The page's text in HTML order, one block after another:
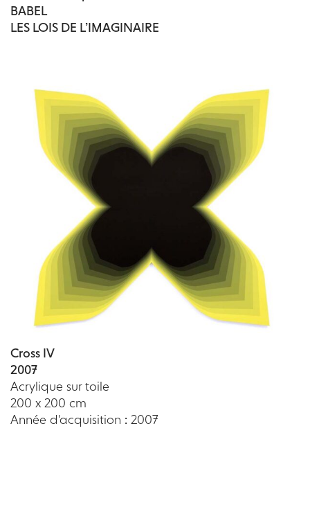
Cross IV
2007
Acrylique sur toile
200 x 200 cm
Année d'acquisition : 2007
BABEL
LES LOIS DE L’IMAGINAIRE